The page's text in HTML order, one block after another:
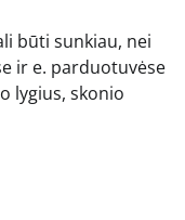
būti sunkiau, nei
ir e. parduotuvėse
lygius, skonio